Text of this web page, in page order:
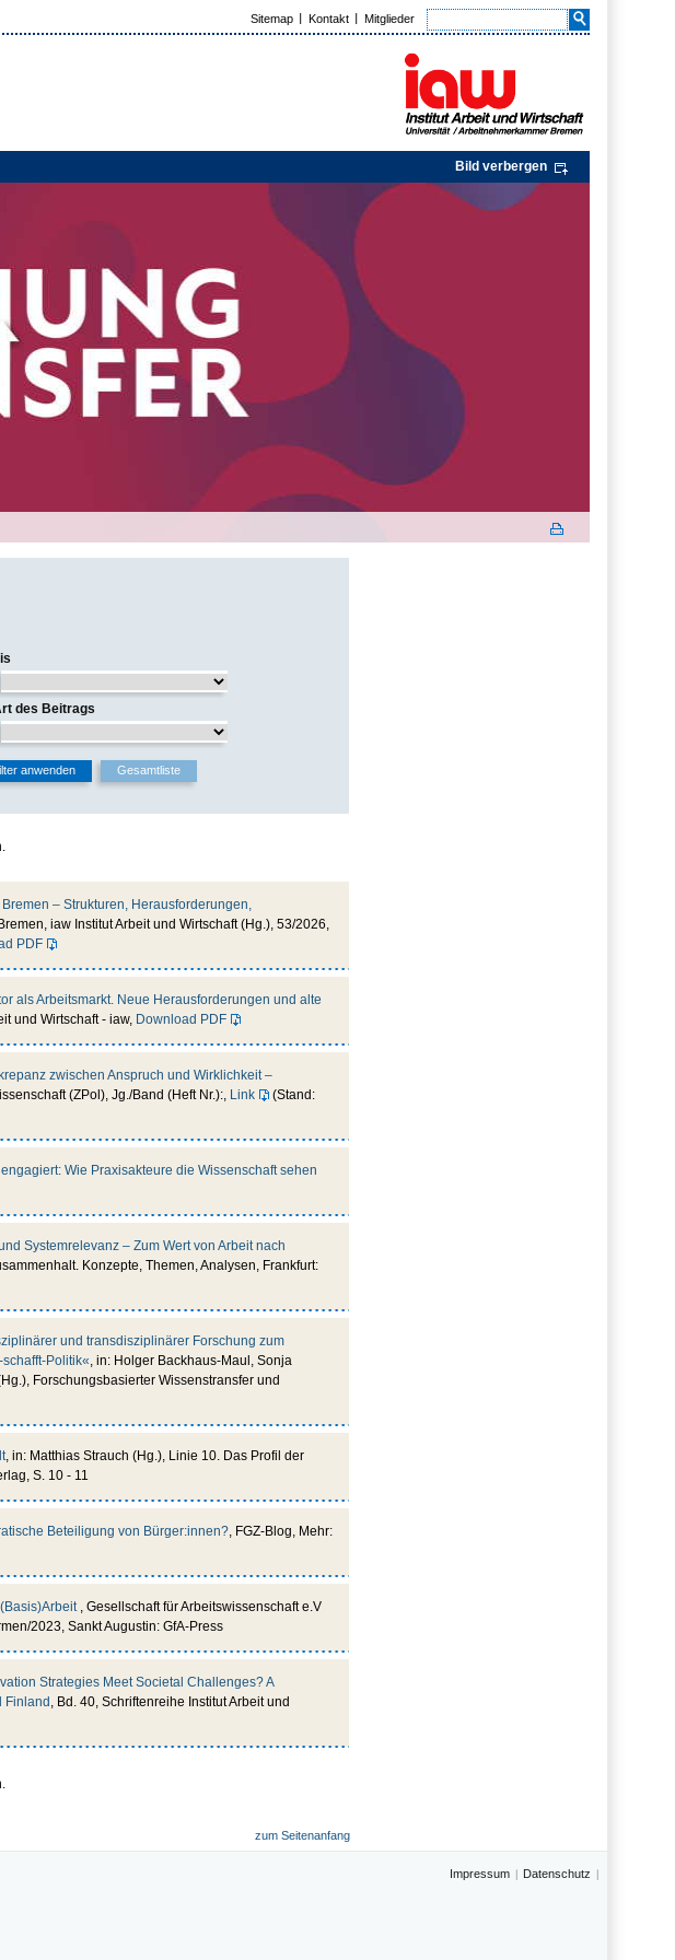
Sitemap Kontakt Mitglieder
Bild verbergen
des Beitrags
– Strukturen, Herausforderungen,
iaw Institut Arbeit und Wirtschaft (Hg.), 53/2026,
PDF
als Arbeitsmarkt. Neue Herausforderungen und alte
und Wirtschaft - iaw, Download PDF
zwischen Anspruch und Wirklichkeit –
(ZPol), Jg./Band (Heft Nr.):, Link
(Stand:
Wie Praxisakteure die Wissenschaft sehen
Systemrelevanz – Zum Wert von Arbeit nach
Konzepte, Themen, Analysen, Frankfurt:
und transdisziplinärer Forschung zum
Politik«, in: Holger Backhaus-Maul, Sonja
Forschungsbasierter Wissenstransfer und
, in: Matthias Strauch (Hg.), Linie 10. Das Profil der
S. 10 - 11
Beteiligung von Bürger:innen?, FGZ-Blog, Mehr:
, Gesellschaft für Arbeitswissenschaft e.V
2023, Sankt Augustin: GfA-Press
Strategies Meet Societal Challenges? A
Finland , Bd. 40, Schriftenreihe Institut Arbeit und
zum Seitenanfang
Impressum Datenschutz